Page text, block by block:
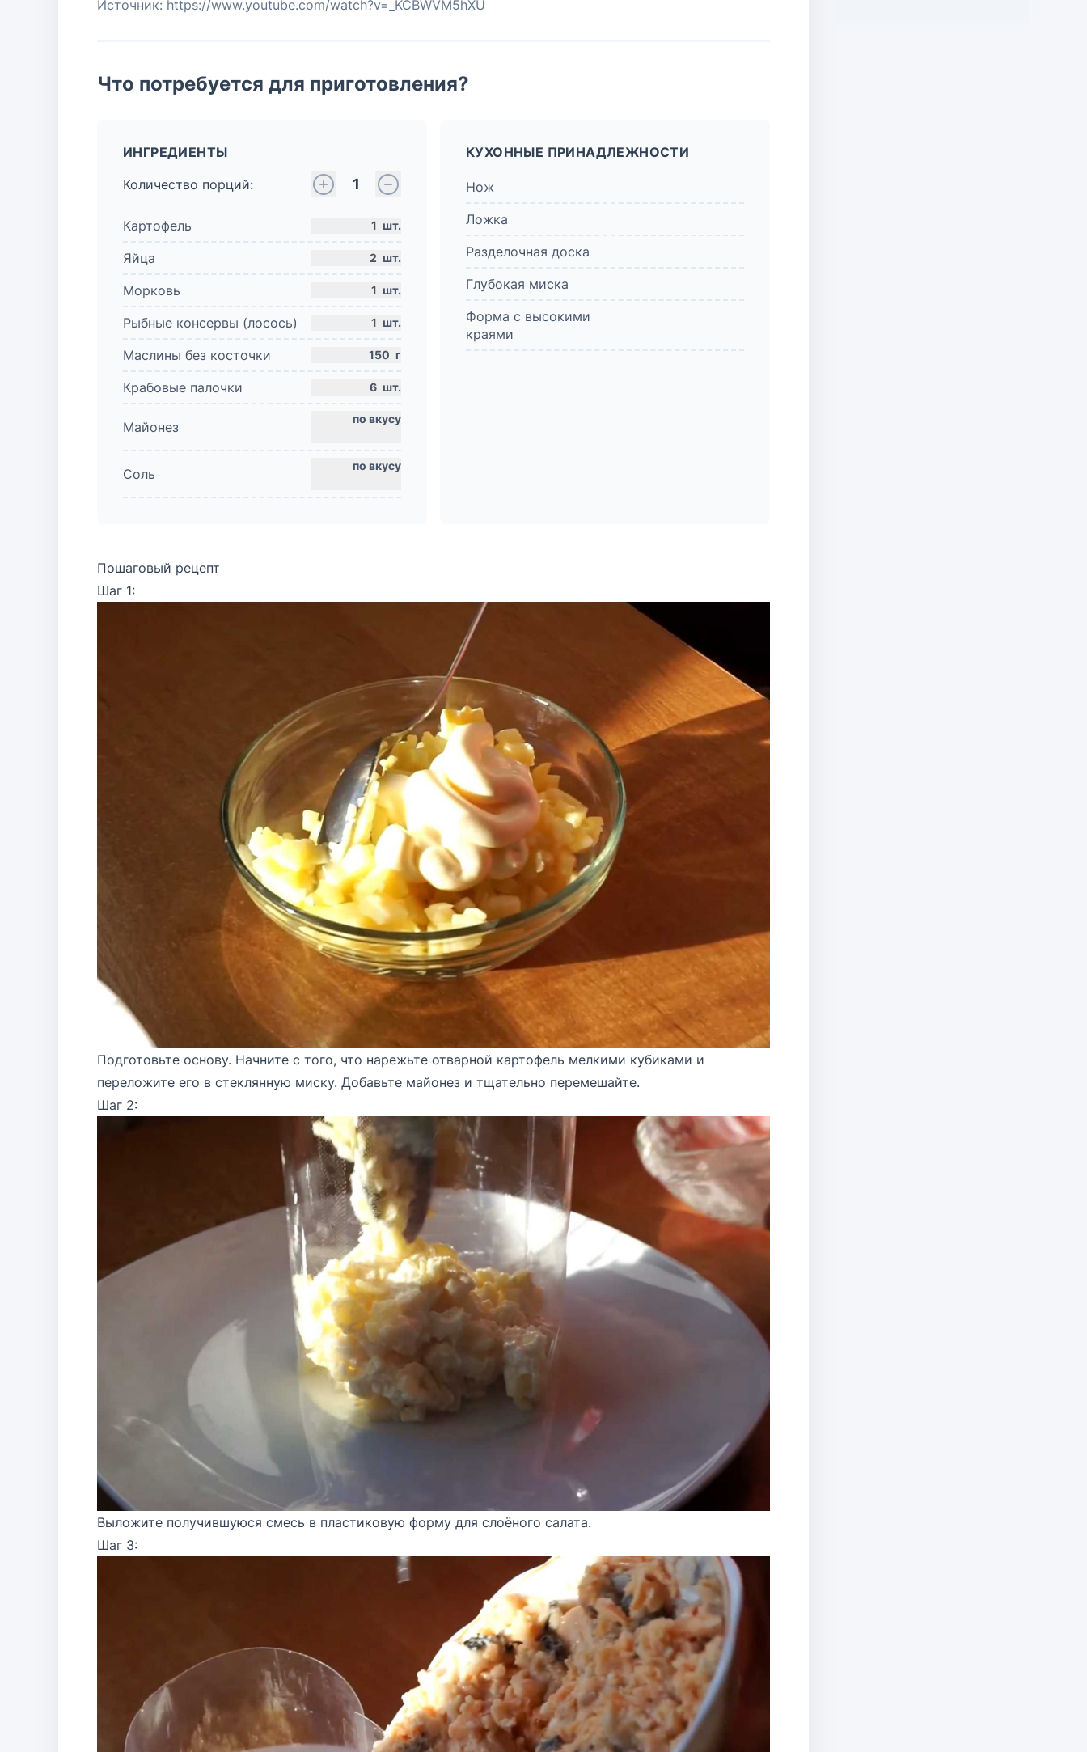
Источник: https://www.youtube.com/watch?v=_KCBWVM5hXU
Что потребуется для приготовления?
ИНГРЕДИЕНТЫ
Количество порций:
1
Картофель 1 шт.
Яйца 2 шт.
Морковь 1 шт.
Рыбные консервы (лосось) 1 шт.
Маслины без косточки 150 г
Крабовые палочки 6 шт.
Майонез
Соль
КУХОННЫЕ ПРИНАДЛЕЖНОСТИ
Нож
Ложка
Разделочная доска
Глубокая миска
Форма с высокими
краями
Пошаговый рецепт
Шаг 1:
Подготовьте основу. Начните с того, что нарежьте отварной картофель мелкими кубиками и
переложите его в стеклянную миску. Добавьте майонез и тщательно перемешайте.
Шаг 2:
Выложите получившуюся смесь в пластиковую форму для слоёного салата.
Шаг 3: